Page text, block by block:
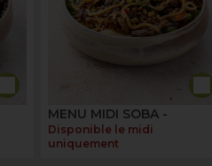
MENU MIDI SOBA -
Disponible le midi
uniquement